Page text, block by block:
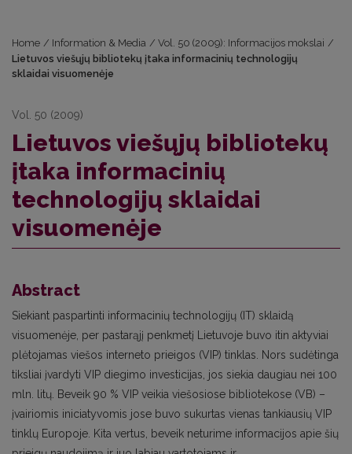
Home / Information & Media / Vol. 50 (2009): Informacijos mokslai /
Lietuvos viešųjų bibliotekų įtaka informacinių technologijų
sklaidai visuomenėje
Vol. 50 (2009)
Lietuvos viešųjų bibliotekų
įtaka informacinių
technologijų sklaidai
visuomenėje
Abstract
Siekiant paspartinti informacinių technologijų (IT) sklaidą
visuomenėje, per pastarąjį penkmetį Lietuvoje buvo itin aktyviai
plėtojamas viešos interneto prieigos (VIP) tinklas. Nors sudėtinga
tiksliai įvardyti VIP diegimo investicijas, jos siekia daugiau nei 100
mln. litų. Beveik 90 % VIP veikia viešosiose bibliotekose (VB) –
įvairiomis iniciatyvomis jose buvo sukurtas vienas tankiausių VIP
tinklų Europoje. Kita vertus, beveik neturime informacijos apie šių